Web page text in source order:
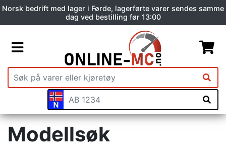
Norsk bedrift med lager i Førde, lagerførte varer sendes samme
dag ved bestilling før 13:00
Modellsøk